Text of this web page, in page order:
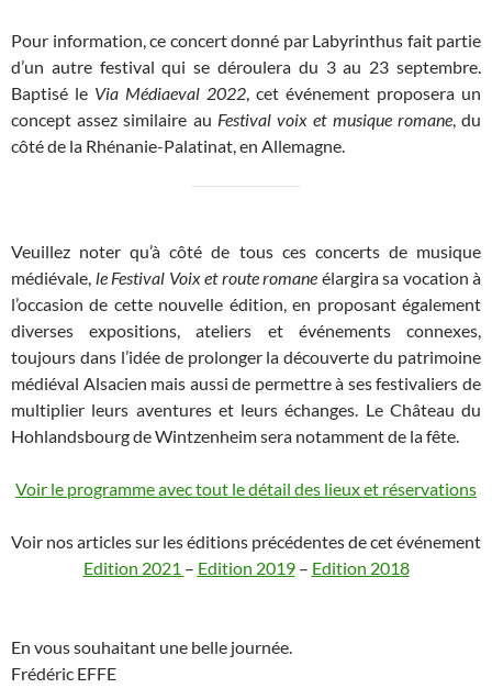
Pour information, ce concert donné par Labyrinthus fait partie
d’un autre festival qui se déroulera du 3 au 23 septembre.
Baptisé le Via Médiaeval 2022, cet événement proposera un
concept assez similaire au Festival voix et musique romane, du
côté de la Rhénanie-Palatinat, en Allemagne.
Veuillez noter qu’à côté de tous ces concerts de musique
médiévale, le Festival Voix et route romane élargira sa vocation à
l’occasion de cette nouvelle édition, en proposant également
diverses expositions, ateliers et événements connexes,
toujours dans l’idée de prolonger la découverte du patrimoine
médiéval Alsacien mais aussi de permettre à ses festivaliers de
multiplier leurs aventures et leurs échanges. Le Château du
Hohlandsbourg de Wintzenheim sera notamment de la fête.
Voir le programme avec tout le détail des lieux et réservations
Voir nos articles sur les éditions précédentes de cet événement
Edition 2021 – Edition 2019– Edition 2018
En vous souhaitant une belle journée.
Frédéric EFFE